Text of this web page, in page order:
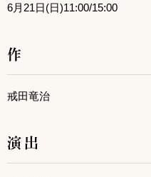
6月21日(日)11:00/15:00
作
戒田竜治
演出